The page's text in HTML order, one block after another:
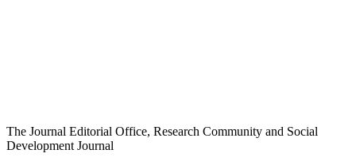
The Journal Editorial Office, Research Community and Social
Development Journal